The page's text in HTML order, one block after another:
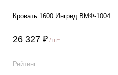
Кровать 1600 Ингрид ВМФ-1004
26 327 ₽ / шт
Рейтинг: